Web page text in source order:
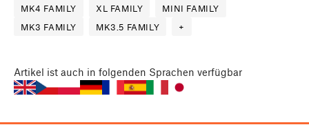
MK4 FAMILY XL FAMILY
MINI FAMILY
MK3 FAMILY
MK3.5 FAMILY +
Artikel ist auch in folgenden Sprachen verfügbar